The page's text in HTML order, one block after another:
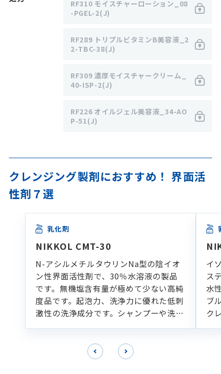
RF310 モイスチャーローション_08
-PGEL-2(J)
RF289 トリプルビタミンB美容液_2
2-TBC-38(J)
RF309 濃厚モイスチャークリーム_
40-ISP-2(J)
RF226 オイルジェル美容液_34-AO
P-51(J)
クレンジング製剤におすすめ！ 界面活
性剤７選
乳化剤
NIKKOL CMT-30
N-アシルメチルタウリンNa型の陰イオ
ン性界面活性剤で、30％水溶液の製品
です。無機塩含有量が極めて少ない高純
度品です。起泡力、洗浄力に優れた低刺
激性の洗浄成分です。シャンプーや洗顔
フォームなどの各種洗浄製剤に適してい
イ
ス
水
ブ
ク